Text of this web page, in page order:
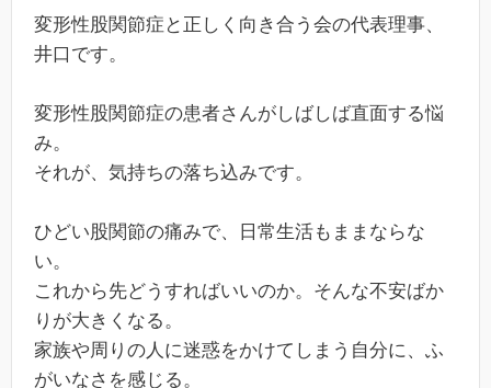
変形性股関節症と正しく向き合う会の代表理事、
井口です。
変形性股関節症の患者さんがしばしば直面する悩
み。
それが、気持ちの落ち込みです。
ひどい股関節の痛みで、日常生活もままならな
い。
これから先どうすればいいのか。そんな不安ばか
りが大きくなる。
家族や周りの人に迷惑をかけてしまう自分に、ふ
がいなさを感じる。